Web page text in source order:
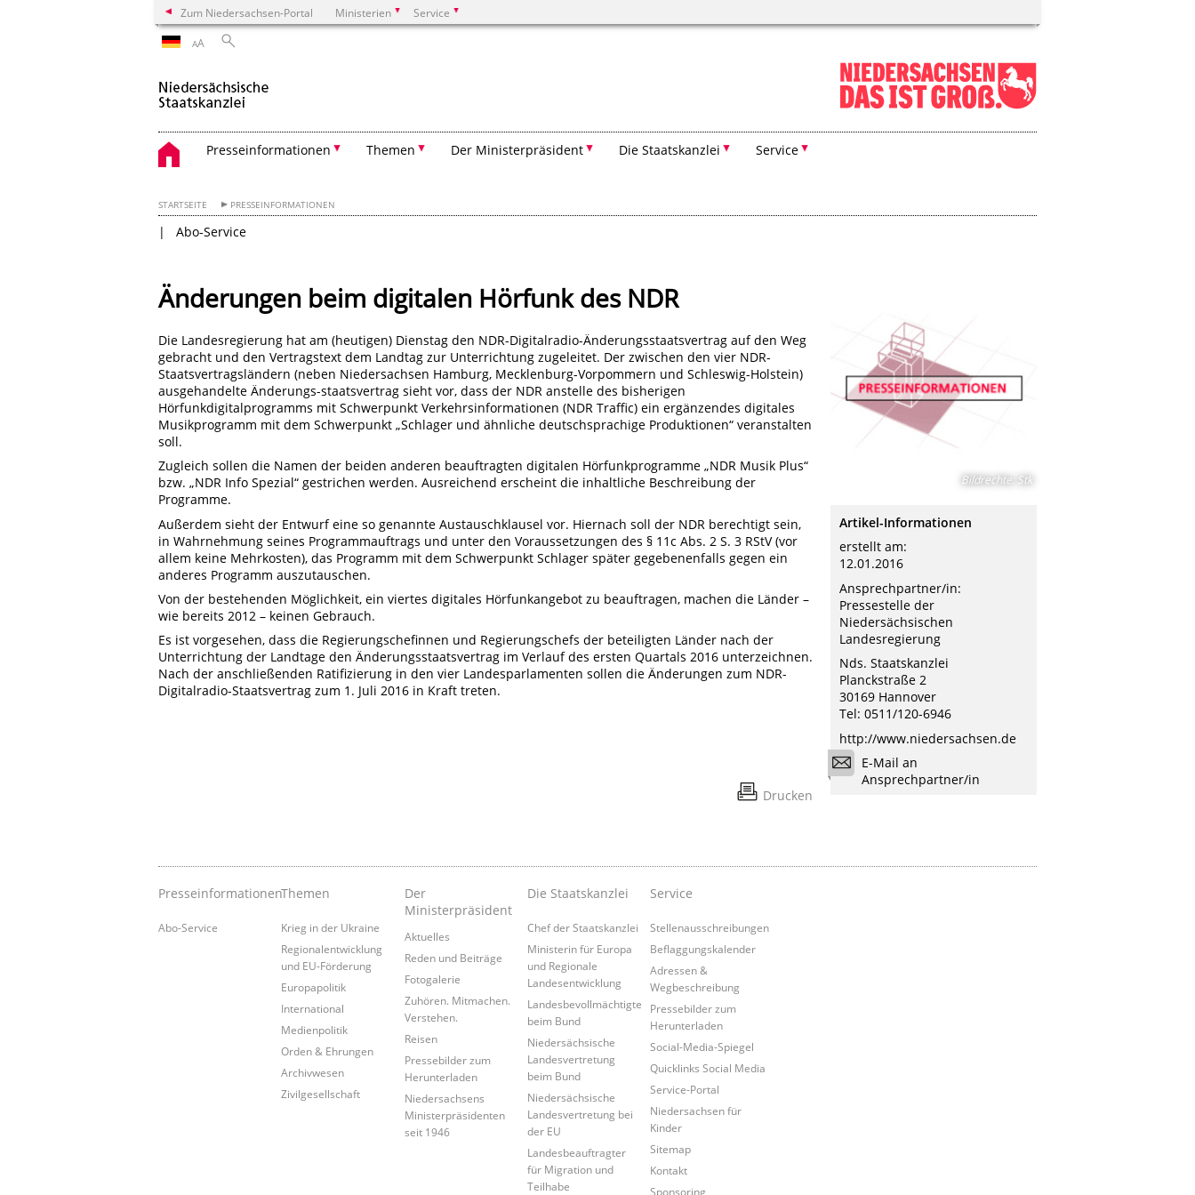
Zum Niedersachsen-Portal Ministerien Service
AA
Presseinformationen Themen Der Ministerpräsident Die Staatskanzlei Service
STARTSEITE PRESSEINFORMATIONEN
Abo-Service
Änderungen beim digitalen Hörfunk des NDR
Die Landesregierung hat am (heutigen) Dienstag den NDR-Digitalradio-Änderungsstaatsvertrag auf den Weg
gebracht und den Vertragstext dem Landtag zur Unterrichtung zugeleitet. Der zwischen den vier NDR-
Staatsvertragsländern (neben Niedersachsen Hamburg, Mecklenburg-Vorpommern und Schleswig-Holstein)
ausgehandelte Änderungs-staatsvertrag sieht vor, dass der NDR anstelle des bisherigen
Hörfunkdigitalprogramms mit Schwerpunkt Verkehrsinformationen (NDR Traffic) ein ergänzendes digitales
Musikprogramm mit dem Schwerpunkt „Schlager und ähnliche deutschsprachige Produktionen“ veranstalten
soll.
Zugleich sollen die Namen der beiden anderen beauftragten digitalen Hörfunkprogramme „NDR Musik Plus“
bzw. „NDR Info Spezial“ gestrichen werden. Ausreichend erscheint die inhaltliche Beschreibung der
Programme.
Außerdem sieht der Entwurf eine so genannte Austauschklausel vor. Hiernach soll der NDR berechtigt sein,
in Wahrnehmung seines Programmauftrags und unter den Voraussetzungen des § 11c Abs. 2 S. 3 RStV (vor
allem keine Mehrkosten), das Programm mit dem Schwerpunkt Schlager später gegebenenfalls gegen ein
anderes Programm auszutauschen.
Von der bestehenden Möglichkeit, ein viertes digitales Hörfunkangebot zu beauftragen, machen die Länder –
wie bereits 2012 – keinen Gebrauch.
Es ist vorgesehen, dass die Regierungschefinnen und Regierungschefs der beteiligten Länder nach der
Unterrichtung der Landtage den Änderungsstaatsvertrag im Verlauf des ersten Quartals 2016 unterzeichnen.
Nach der anschließenden Ratifizierung in den vier Landesparlamenten sollen die Änderungen zum NDR-
Digitalradio-Staatsvertrag zum 1. Juli 2016 in Kraft treten.
Drucken
Bildrechte: Stk
Artikel-Informationen
erstellt am:
12.01.2016
Ansprechpartner/in:
Pressestelle der
Niedersächsischen
Landesregierung
Nds. Staatskanzlei
Planckstraße 2
30169 Hannover
Tel: 0511/120-6946
http://www.niedersachsen.de
E-Mail an
Ansprechpartner/in
Presseinformationen
Abo-Service
Themen
Krieg in der Ukraine
Regionalentwicklung
und EU-Förderung
Europapolitik
International
Medienpolitik
Orden & Ehrungen
Archivwesen
Zivilgesellschaft
Der
Ministerpräsident
Aktuelles
Reden und Beiträge
Fotogalerie
Zuhören. Mitmachen.
Verstehen.
Reisen
Pressebilder zum
Herunterladen
Niedersachsens
Ministerpräsidenten
seit 1946
Die Staatskanzlei
Chef der Staatskanzlei
Ministerin für Europa
und Regionale
Landesentwicklung
Landesbevollmächtigte
beim Bund
Niedersächsische
Landesvertretung
beim Bund
Niedersächsische
Landesvertretung bei
der EU
Landesbeauftragter
für Migration und
Teilhabe
Service
Stellenausschreibungen
Beflaggungskalender
Adressen &
Wegbeschreibung
Pressebilder zum
Herunterladen
Social-Media-Spiegel
Quicklinks Social Media
Service-Portal
Niedersachsen für
Kinder
Sitemap
Kontakt
Sponsoring